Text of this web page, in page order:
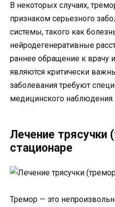
В некоторых случаях,
признаком серьезного
системы, такого как
нейродегенеративные
раннее обращение к врачу
являются критически
заболевания требуют
медицинского наблюдения.
Лечение трясучки
стационаре
Тремор — это